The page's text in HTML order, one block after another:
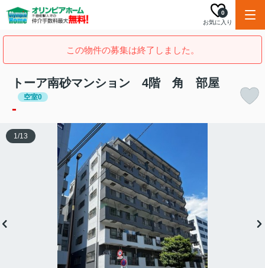
お気に入り
0
この物件の募集は終了しました。
トーア南砂マンション 4階 角 部屋
空室0
-
1/13